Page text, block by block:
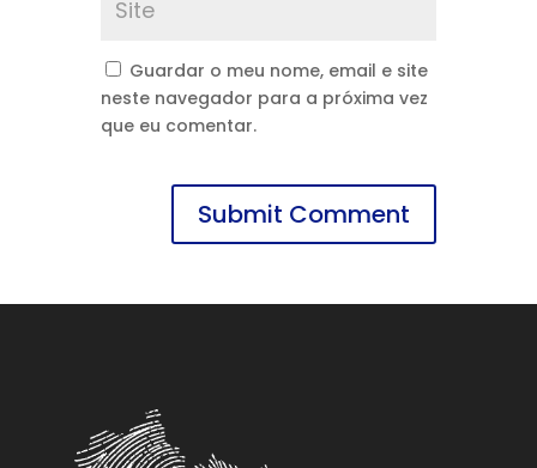
Guardar o meu nome, email e site
neste navegador para a próxima vez
que eu comentar.